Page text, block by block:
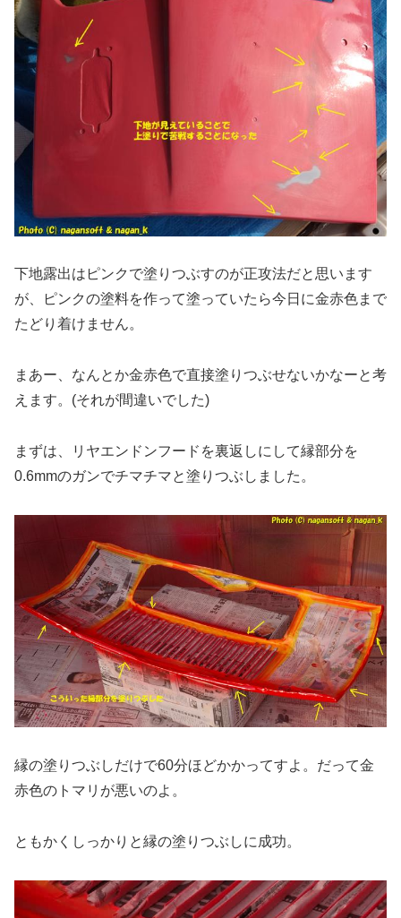
下地露出はピンクで塗りつぶすのが正攻法だと思います
が、ピンクの塗料を作って塗っていたら今日に金赤色まで
たどり着けません。
まあー、なんとか金赤色で直接塗りつぶせないかなーと考
えます。(それが間違いでした)
まずは、リヤエンドンフードを裏返しにして縁部分を
0.6mmのガンでチマチマと塗りつぶしました。
縁の塗りつぶしだけで60分ほどかかってすよ。だって金
赤色のトマリが悪いのよ。
ともかくしっかりと縁の塗りつぶしに成功。